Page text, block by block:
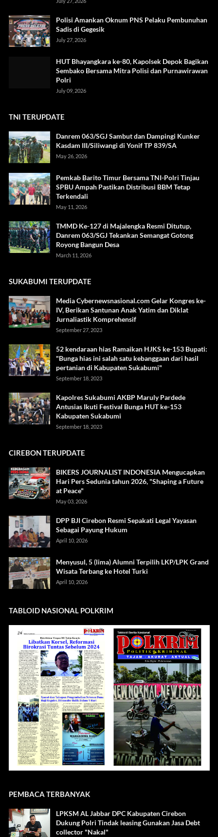
Polisi Amankan Oknum PNS Pelaku Pembunuhan
Sadis di Gegesik
July 27, 2026
HUT Bhayangkara ke-80, Kapolsek Depok Bagikan
Sembako Bersama Mitra Polisi dan Purnawirawan
Polri
July 09, 2026
TNI TERUPDATE
Danrem 063/SGJ Sambut dan Dampingi Kunker
Kasdam III/Siliwangi di Yonif TP 839/SA
May 26, 2026
Pemkab Barito Timur Bersama TNI-Polri Tinjau
SPBU Ampah Pastikan Distribusi BBM Tetap
Terkendali
May 11, 2026
TMMD Ke-127 di Majalengka Resmi Ditutup,
Danrem 063/SGJ Tekankan Semangat Gotong
Royong Bangun Desa
March 11, 2026
SUKABUMI TERUPDATE
Media Cybernewsnasional.com Gelar Kongres ke-
IV, Berikan Santunan Anak Yatim dan Diklat
Jurnaliastik Komprehensif
September 27, 2023
52 kendaraan hias Ramaikan HJKS ke-153 Bupati:
"Bunga hias ini salah satu kebanggaan dari hasil
pertanian di Kabupaten Sukabumi"
September 18, 2023
Kapolres Sukabumi AKBP Maruly Pardede
Antusias Ikuti Festival Bunga HUT ke-153
Kabupaten Sukabumi
September 18, 2023
CIREBON TERUPDATE
BIKERS JOURNALIST INDONESIA Mengucapkan
Hari Pers Sedunia tahun 2026, "Shaping a Future
at Peace"
May 03, 2026
DPP BJI Cirebon Resmi Sepakati Legal Yayasan
Sebagai Payung Hukum
April 10, 2026
Menyusul, 5 (lima) Alumni Terpilih LKP/LPK Grand
Wisata Terbang ke Hotel Turki
April 10, 2026
TABLOID NASIONAL POLKRIM
PEMBACA TERBANYAK
LPKSM AL Jabbar DPC Kabupaten Cirebon
Dukung Polri Tindak leasing Gunakan Jasa Debt
collector "Nakal"